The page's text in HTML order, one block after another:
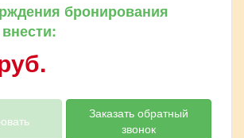
бронирования
Заказать обратный
звонок